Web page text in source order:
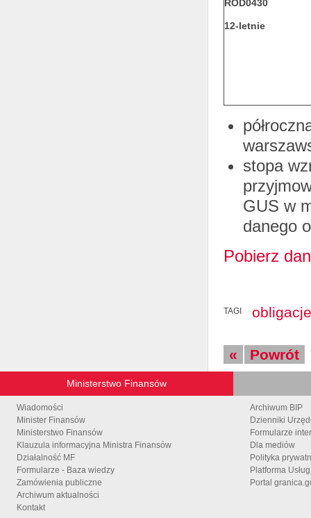
ROD0430
12-letnie
stopa
GUS w
danego
Pobierz
TAGI obligacje
« Powrót
Ministerstwo Finansów
Wiadomości
Minister Finansów
Ministerstwo Finansów
Klauzula informacyjna Ministra Finansów
Działalność MF
Formularze - Baza wiedzy
Zamówienia publiczne
Archiwum aktualności
Kontakt
Archiwum BIP
Dzienniki
Formularze
Dla mediów
Polityka
Platforma
Portal